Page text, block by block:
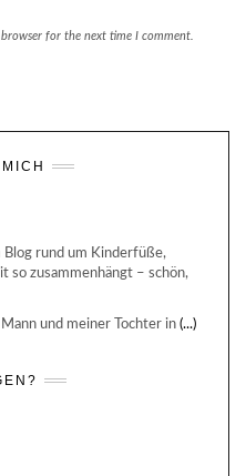
for the next time I comment.
rund um Kinderfüße,
so zusammenhängt – schön,
und meiner Tochter in (...)